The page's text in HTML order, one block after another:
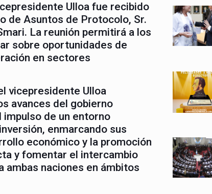
Ulloa fue recibido
de Asuntos de Protocolo, Sr.
La reunión permitirá a los
sobre oportunidades de
en sectores
vicepresidente Ulloa
avances del gobierno
impulso de un entorno
enmarcando sus
económico y la promoción
y fomentar el intercambio
ambas naciones en ámbitos